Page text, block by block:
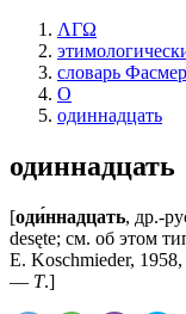
ΛΓΩ
словарь
О
одиннадцать
одиннадцать
[оди́ннадцать, др.-
desęte; см. об этом
E. Koschmieder,
— Т.]